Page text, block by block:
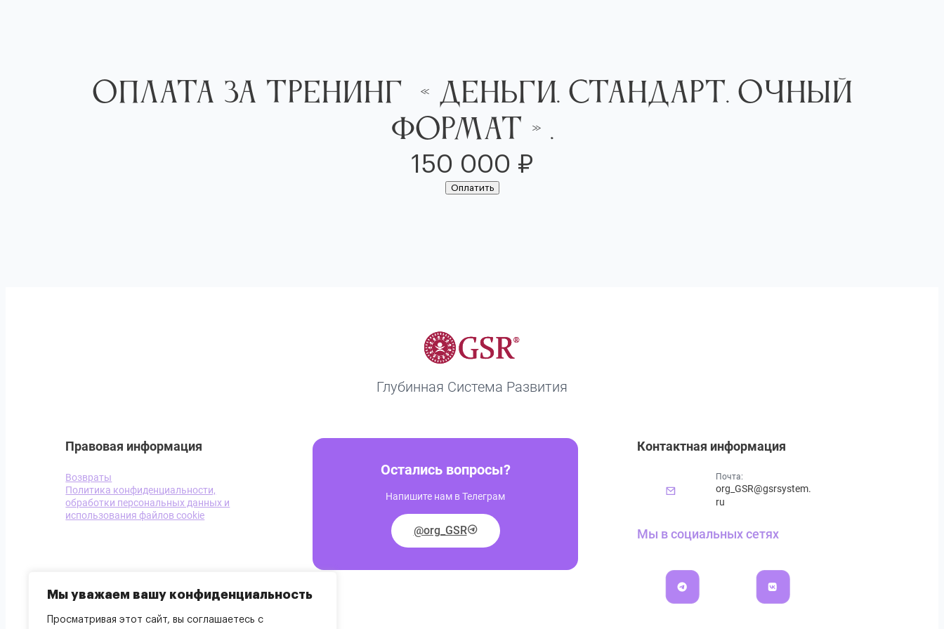
Мы уважаем вашу конфиденциальность
Просматривая этот сайт, вы соглашаетесь с
Оплата за Тренинг «Деньги. Стандарт. Очный
формат».
150 000 ₽
Оплатить
Глубинная Система Развития
Правовая информация
Возвраты
Политика конфиденциальности,
обработки персональных данных и
использования файлов cookie
Остались вопросы?
Напишите нам в Телеграм
@org_GSR
Контактная информация
Почта:
org_GSR@gsrsystem.
ru
Мы в социальных сетях